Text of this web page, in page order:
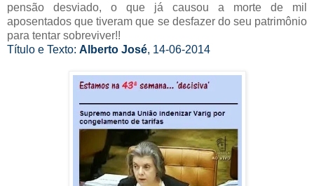
pensão desviado, o que já causou a morte de mil
aposentados que tiveram que se desfazer do seu patrimônio
para tentar sobreviver!!
Título e Texto: Alberto José, 14-06-2014